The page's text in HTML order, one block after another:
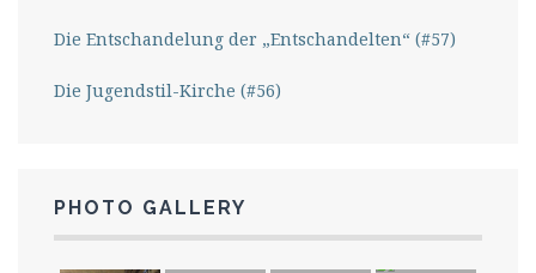
Die Entschandelung der „Entschandelten“ (#57)
Die Jugendstil-Kirche (#56)
PHOTO GALLERY